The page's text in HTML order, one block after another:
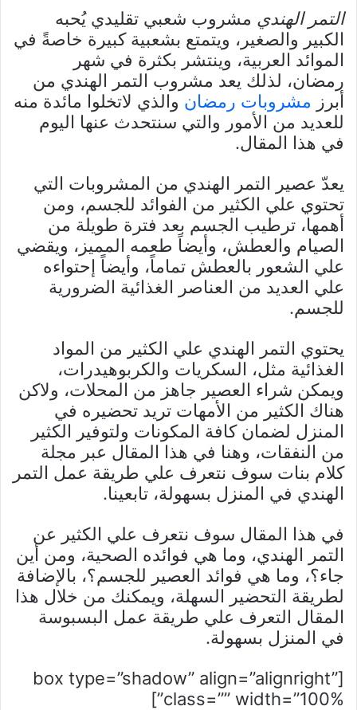
التمر الهندي مشروب شعبي تقليدي يُحبه
الكبير والصغير، ويتمتع بشعبية كبيرة خاصةً في
الموائد العربية، وينتشر بكثرة في شهر
رمضان، لذلك يعد مشروب التمر الهندي من
أبرز مشروبات رمضان والذي لاتخلوا مائدة منه
للعديد من الأمور والتي سنتحدث عنها اليوم
في هذا المقال.
يعدّ عصير التمر الهندي من المشروبات التي
تحتوي علي الكثير من الفوائد للجسم، ومن
أهمها، ترطيب الجسم بعد فترة طويلة من
الصيام والعطش، وأيضاً طعمه المميز، ويقضي
علي الشعور بالعطش تماماً، وأيضاً إحتواءه
علي العديد من العناصر الغذائية الضرورية
للجسم.
يحتوي التمر الهندي علي الكثير من المواد
الغذائية مثل، السكريات والكربوهيدرات،
ويمكن شراء العصير جاهز من المحلات، ولاكن
هناك الكثير من الأمهات تريد تحضيره في
المنزل لضمان كافة المكونات ولتوفير الكثير
من النفقات، وهنا في هذا المقال عبر مجلة
كلام بنات سوف نتعرف علي طريقة عمل التمر
الهندي في المنزل بسهولة، تابعينا.
في هذا المقال سوف نتعرف علي الكثير عن
التمر الهندي، وما هي فوائده الصحية، ومن أين
جاء؟، وما هي فوائد العصير للجسم؟، بالإضافة
لطريقة التحضير السهلة، ويمكنك من خلال هذا
المقال التعرف علي طريقة عمل البسبوسة
في المنزل بسهولة.
[box type=”shadow” align=”alignright”
class=”” width=”100%”]